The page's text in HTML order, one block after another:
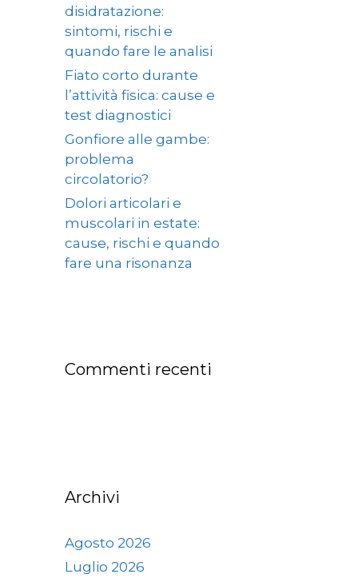
disidratazione:
sintomi, rischi e
quando fare le analisi
Fiato corto durante
l’attività fisica: cause e
test diagnostici
Gonfiore alle gambe:
problema
circolatorio?
Dolori articolari e
muscolari in estate:
cause, rischi e quando
fare una risonanza
Commenti recenti
Archivi
Agosto 2026
Luglio 2026